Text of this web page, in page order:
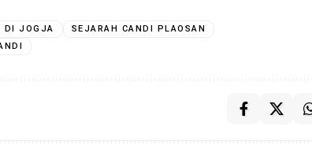
DI JOGJA
SEJARAH CANDI PLAOSAN